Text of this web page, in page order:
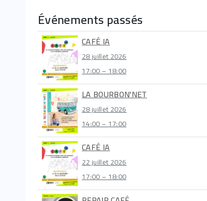
Événements passés
CAFÉ IA
28 juillet 2026
17:00 – 18:00
LA BOURBON'NET
28 juillet 2026
14:00 – 17:00
CAFÉ IA
22 juillet 2026
17:00 – 18:00